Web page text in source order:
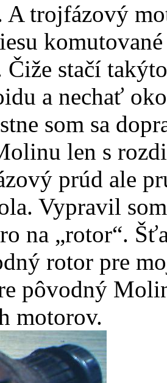
A trojfázový
Čiže stačí
a nechať
som sa
len s
prúd ale
Vypravil
na „rotor“.
rotor pre
pôvodný
motorov.